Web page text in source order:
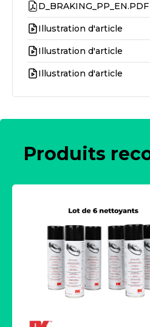
D_BRAKING_PP_EN.PDF
Illustration d'article
Illustration d'article
Illustration d'article
Produits